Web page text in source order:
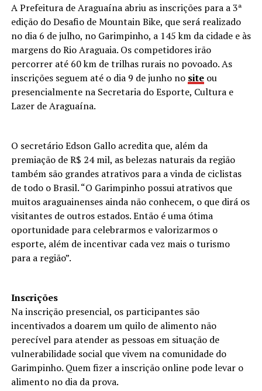
A Prefeitura de Araguaína abriu as inscrições para a 3ª
edição do Desafio de Mountain Bike, que será realizado
no dia 6 de julho, no Garimpinho, a 145 km da cidade e às
margens do Rio Araguaia. Os competidores irão
percorrer até 60 km de trilhas rurais no povoado. As
inscrições seguem até o dia 9 de junho no site ou
presencialmente na Secretaria do Esporte, Cultura e
Lazer de Araguaína.
O secretário Edson Gallo acredita que, além da
premiação de R$ 24 mil, as belezas naturais da região
também são grandes atrativos para a vinda de ciclistas
de todo o Brasil. “O Garimpinho possui atrativos que
muitos araguainenses ainda não conhecem, o que dirá os
visitantes de outros estados. Então é uma ótima
oportunidade para celebrarmos e valorizarmos o
esporte, além de incentivar cada vez mais o turismo
para a região”.
Inscrições
Na inscrição presencial, os participantes são
incentivados a doarem um quilo de alimento não
perecível para atender as pessoas em situação de
vulnerabilidade social que vivem na comunidade do
Garimpinho. Quem fizer a inscrição online pode levar o
alimento no dia da prova.